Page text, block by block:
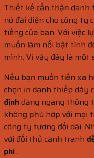
Thiết kế cẩn thận danh
nó đại diện cho công ty
tiếng của bạn. Với việc
muốn làm nổi bật tính
mình. Vì vậy đây là một
Nếu bạn muốn tiến xa
chọn in danh thiếp dày
địnhdạng ngang thông
không phù hợp với mọi
công ty tương đối dài.
với đối thủ cạnh tranh
phí.